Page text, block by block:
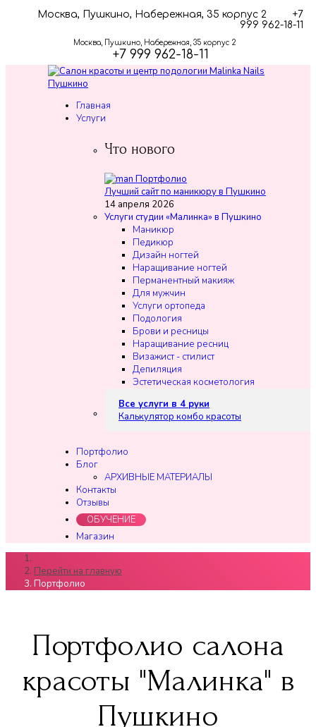
Москва, Пушкино, Набережная, 35 корпус 2
+7
999 962-18-11
Москва, Пушкино, Набережная, 35 корпус 2
+7 999 962-18-11
Главная
Услуги
Что нового
Лучший сайт по маникюру в Пушкино
14 апреля 2026
Услуги студии «Малинка» в Пушкино
Маникюр
Педикюр
Дизайн ногтей
Наращивание ногтей
Перманентный макияж
Для мужчин
Услуги ортопеда
Подология
Брови и ресницы
Наращивание ресниц
Визажист - стилист
Депиляция
Эстетическая косметология
Все услуги в 4 руки
Калькулятор комбо красоты
Портфолио
Блог
АРХИВНЫЕ МАТЕРИАЛЫ
Контакты
Отзывы
ОБУЧЕНИЕ
Магазин
Перейти на главную
Портфолио
Портфолио салона
красоты "Малинка" в
Пушкино